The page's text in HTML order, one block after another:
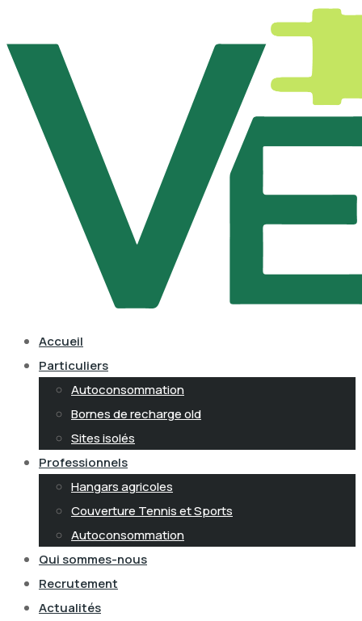
Accueil
Particuliers
Autoconsommation
Bornes de recharge old
Sites isolés
Professionnels
Hangars agricoles
Couverture Tennis et Sports
Autoconsommation
Qui sommes-nous
Recrutement
Actualités